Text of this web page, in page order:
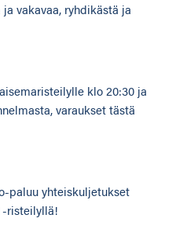
vakavaa, ryhdikästä ja
klo 20:30 ja
varaukset tästä
paluu yhteiskuljetukset
-risteilyllä!